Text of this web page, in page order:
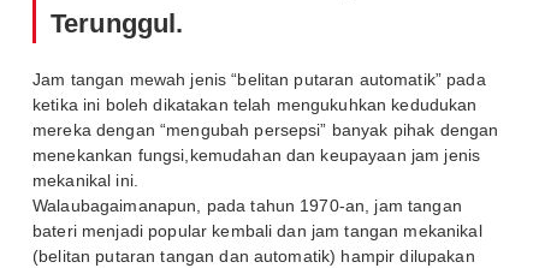
Terunggul.
Jam tangan mewah jenis “belitan putaran automatik” pada
ketika ini boleh dikatakan telah mengukuhkan kedudukan
mereka dengan “mengubah persepsi” banyak pihak dengan
menekankan fungsi,kemudahan dan keupayaan jam jenis
mekanikal ini.
Walaubagaimanapun, pada tahun 1970-an, jam tangan
bateri menjadi popular kembali dan jam tangan mekanikal
(belitan putaran tangan dan automatik) hampir dilupakan